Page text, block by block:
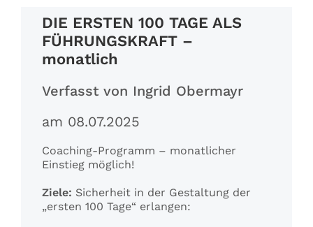
Referenzen
DIE ERSTEN 100 TAGE ALS
FÜHRUNGSKRAFT –
monatlich
Verfasst von Ingrid Obermayr
am 08.07.2025
Coaching-Programm – monatlicher
Einstieg möglich!
Ziele: Sicherheit in der Gestaltung der
„ersten 100 Tage“ erlangen: